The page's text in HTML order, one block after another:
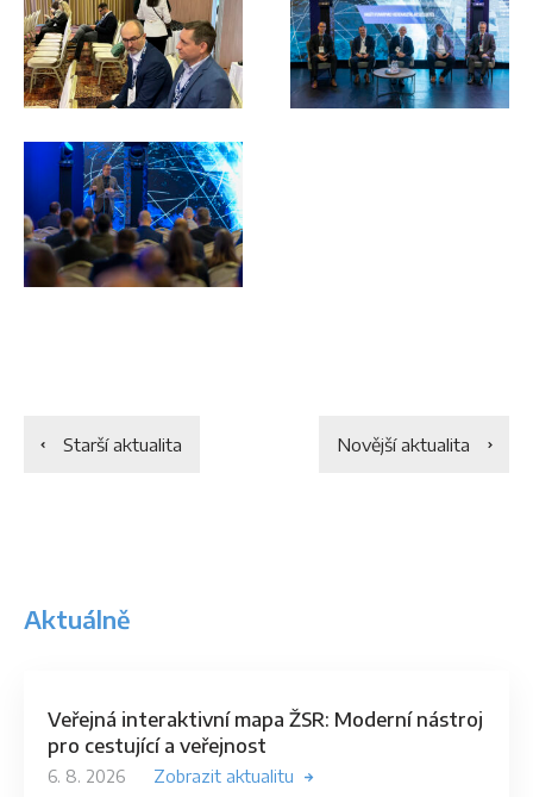
Starší aktualita Novější aktualita
Aktuálně
Veřejná interaktivní mapa ŽSR: Moderní nástroj
pro cestující a veřejnost
6. 8. 2026 Zobrazit aktualitu